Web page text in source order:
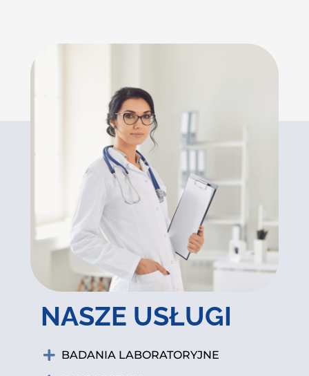
NASZE USŁUGI
BADANIA LABORATORYJNE